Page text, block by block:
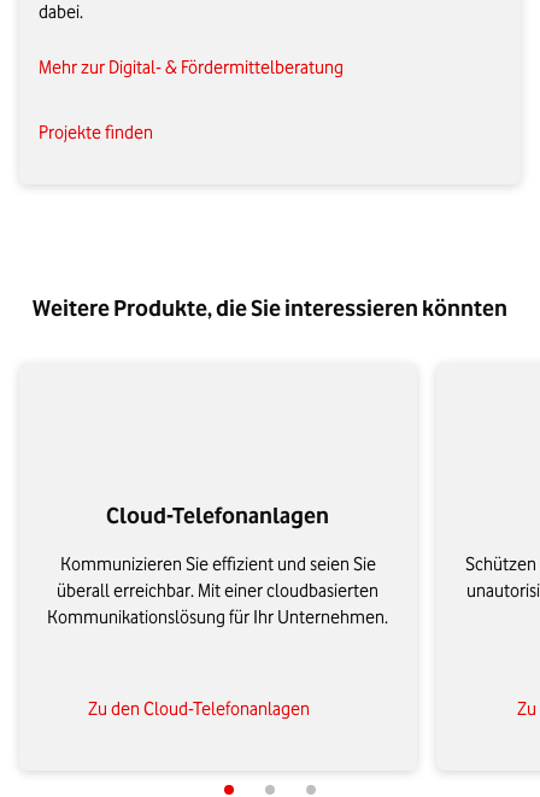
dabei.
Mehr zur Digital- & Fördermittelberatung
Projekte finden
Weitere Produkte, die Sie interessieren könnten
Cloud-Telefonanlagen
Kommunizieren Sie effizient und seien Sie
überall erreichbar. Mit einer cloudbasierten
Kommunikationslösung für Ihr Unternehmen.
Zu den Cloud-Telefonanlagen